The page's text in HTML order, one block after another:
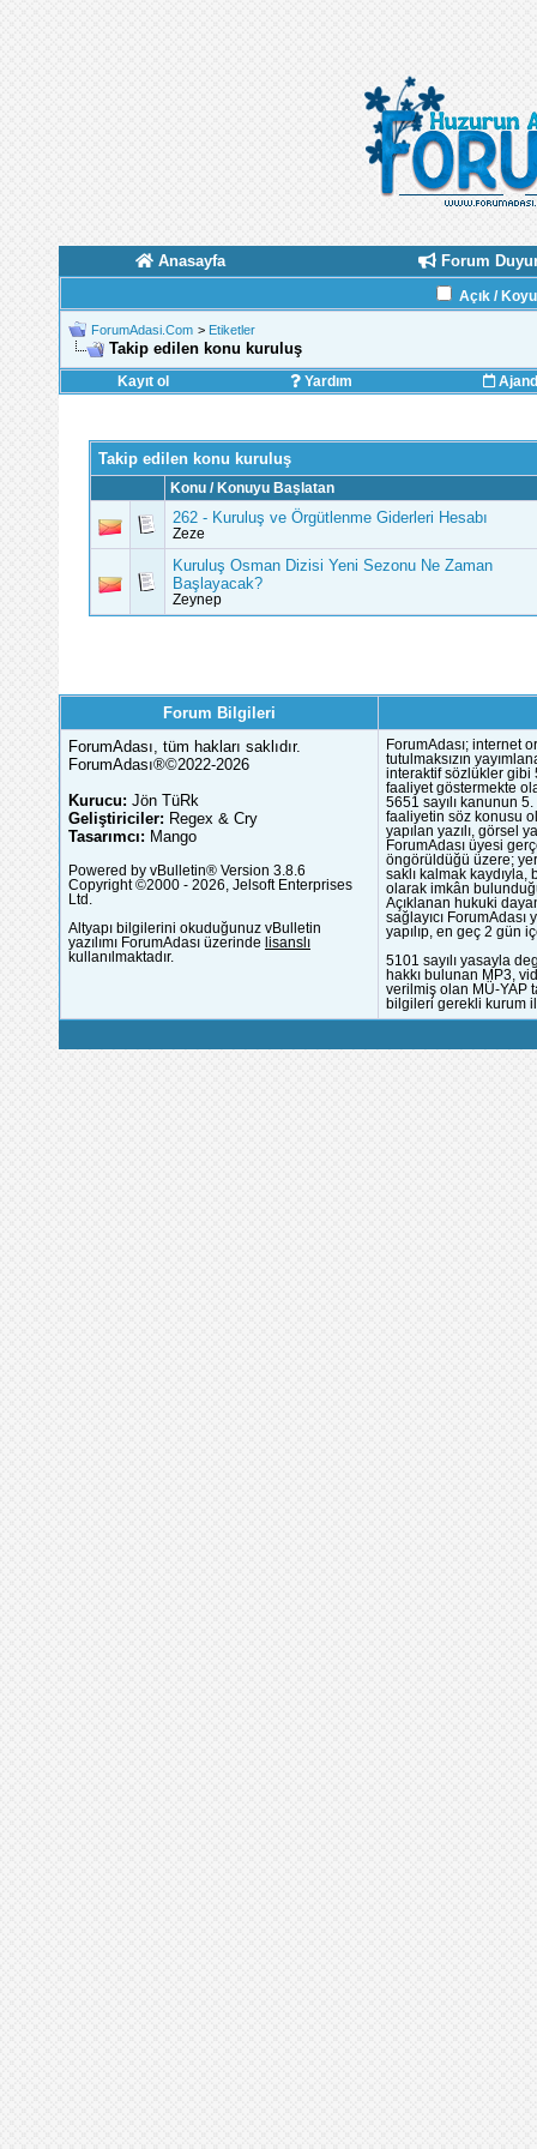
Anasayfa Forum
Açık /
ForumAdasi.Com > Etiketler
Takip edilen konu kuruluş
Kayıt ol Yardım
Takip edilen konu kuruluş
Konu / Konuyu Başlatan
262 - Kuruluş ve Örgütlenme Giderleri Hesabı
Zeze
Kuruluş Osman Dizisi Yeni Sezonu Ne Zaman
Başlayacak?
Zeynep
Forum Bilgileri
ForumAdası, tüm hakları saklıdır.
ForumAdası®©2022-2026
Kurucu: Jön TüRk
Geliştiriciler: Regex & Cry
Tasarımcı: Mango
Powered by vBulletin® Version 3.8.6
Copyright ©2000 - 2026, Jelsoft Enterprises
Ltd.
Altyapı bilgilerini okuduğunuz vBulletin
yazılımı ForumAdası üzerinde lisanslı
kullanılmaktadır.
ForumAdası; internet
tutulmaksızın
interaktif sözlükler gibi
faaliyet göstermekte
5651 sayılı kanunun
faaliyetin söz konusu
yapılan yazılı, görsel
ForumAdası üyesi
öngörüldüğü üzere;
saklı kalmak
olarak imkân
Açıklanan hukuki
sağlayıcı
yapılıp, en geç 2 gün
5101 sayılı yasayla
hakkı bulunan MP3,
verilmiş olan MÜ-YAP
bilgileri gerekli kurum